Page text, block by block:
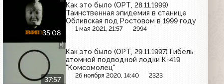
35:08
Как это было (ОРТ, 28.11.1999)
Таинственная эпидемия в станице
Обливская под Ростовом в 1999 году
1 мая 2021, 21:57 2994
37:57
Как это было (ОРТ, 29.11.1997) Гибель
атомной подводной лодки К-419
"Комсомолец"
26 ноября 2020, 14:40 2323